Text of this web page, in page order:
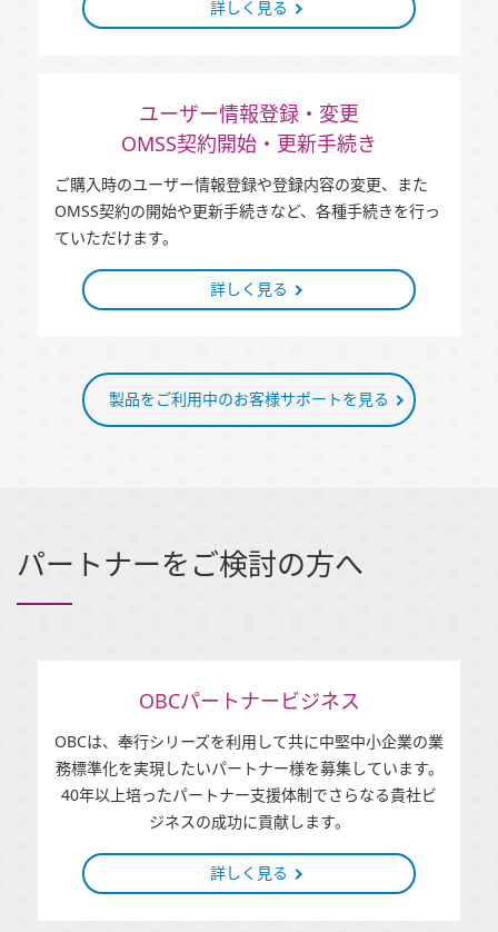
詳しく見る
ユーザー情報登録・変更
OMSS契約開始・更新手続き
ご購入時のユーザー情報登録や登録内容の変更、また
OMSS契約の開始や更新手続きなど、各種手続きを行っ
ていただけます。
詳しく見る
製品をご利用中のお客様サポートを見る
パートナーをご検討の方へ
OBCパートナービジネス
OBCは、奉行シリーズを利用して共に中堅中小企業の業
務標準化を実現したいパートナー様を募集しています。
40年以上培ったパートナー支援体制でさらなる貴社ビ
ジネスの成功に貢献します。
詳しく見る